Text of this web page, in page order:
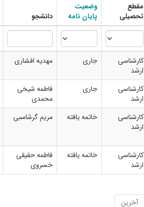
مقطع
تحصیلی
وضعیت
پایان نامه
دانشجو
کارشناسی
ارشد
جاری مهدیه افشاری
کارشناسی
ارشد
جاری
فاطمه شیخی
محمدی
کارشناسی
ارشد
خاتمه یافته مریم گرشاسبی
کارشناسی
ارشد
خاتمه یافته
فاطمه حقیقی
خسروی
آخرین